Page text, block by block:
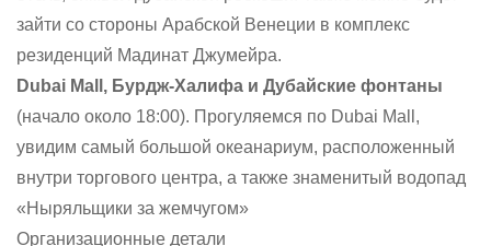
зайти со стороны Арабской Венеции в комплекс
резиденций Мадинат Джумейра.
Dubai Mall, Бурдж-Халифа и Дубайские фонтаны
(начало около 18:00). Прогуляемся по Dubai Mall,
увидим самый большой океанариум, расположенный
внутри торгового центра, а также знаменитый водопад
«Ныряльщики за жемчугом»
Организационные детали